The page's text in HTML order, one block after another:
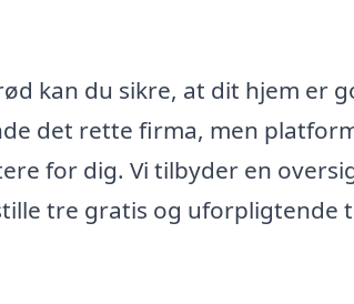
kan du sikre, at dit hjem er
det rette firma, men
for dig. Vi tilbyder en
tre gratis og uforpligtende